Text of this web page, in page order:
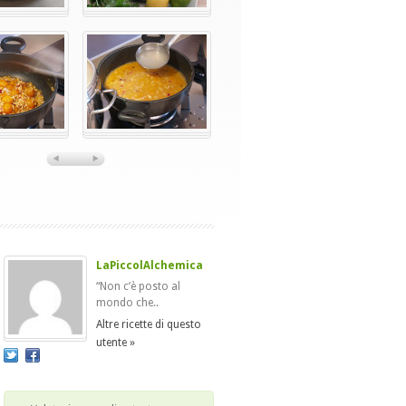
LaPiccolAlchemica
“Non c’è posto al
mondo che..
Altre ricette di questo
utente »